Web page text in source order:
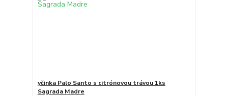
yčinka Palo Santo s citrónovou trávou 1ks
Sagrada Madre